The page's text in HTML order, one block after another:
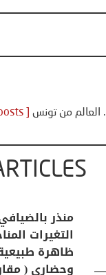
العالم من تونس [ View all posts ]
زمن التحولات
يُعاد تشكيل
10 يوليو، 2026